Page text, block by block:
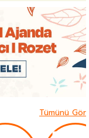
Tümünü Gör